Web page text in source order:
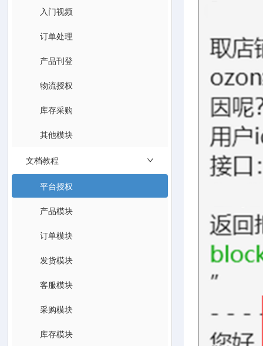
入门视频
订单处理
产品刊登
物流授权
库存采购
其他模块
文档教程
平台授权
产品模块
订单模块
发货模块
客服模块
采购模块
库存模块